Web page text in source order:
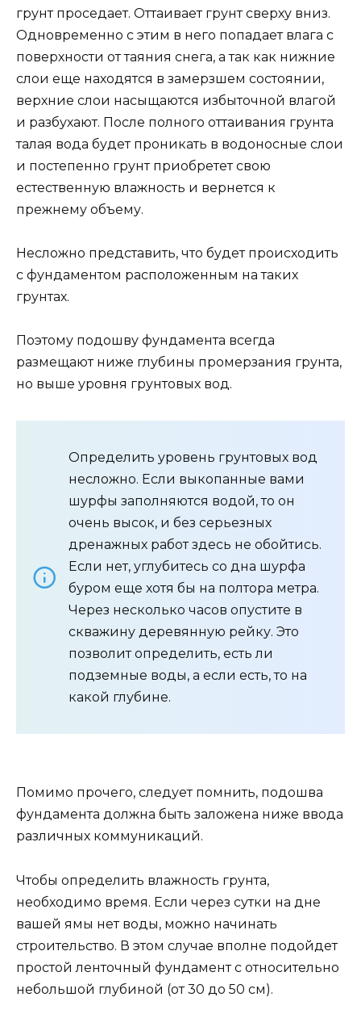
грунт проседает. Оттаивает грунт сверху вниз.
Одновременно с этим в него попадает влага с
поверхности от таяния снега, а так как нижние
слои еще находятся в замерзшем состоянии,
верхние слои насыщаются избыточной влагой
и разбухают. После полного оттаивания грунта
талая вода будет проникать в водоносные слои
и постепенно грунт приобретет свою
естественную влажность и вернется к
прежнему объему.
Несложно представить, что будет происходить
с фундаментом расположенным на таких
грунтах.
Поэтому подошву фундамента всегда
размещают ниже глубины промерзания грунта,
но выше уровня грунтовых вод.
Определить уровень грунтовых вод
несложно. Если выкопанные вами
шурфы заполняются водой, то он
очень высок, и без серьезных
дренажных работ здесь не обойтись.
Если нет, углубитесь со дна шурфа
буром еще хотя бы на полтора метра.
Через несколько часов опустите в
скважину деревянную рейку. Это
позволит определить, есть ли
подземные воды, а если есть, то на
какой глубине.
Помимо прочего, следует помнить, подошва
фундамента должна быть заложена ниже ввода
различных коммуникаций.
Чтобы определить влажность грунта,
необходимо время. Если через сутки на дне
вашей ямы нет воды, можно начинать
строительство. В этом случае вполне подойдет
простой ленточный фундамент с относительно
небольшой глубиной (от 30 до 50 см).